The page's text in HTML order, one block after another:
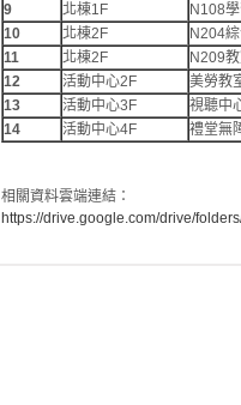
9
北棟1F N108
10
北棟2F N204
11
北棟2F N209
12
活動中心2F 美勞教
13
活動中心3F 視聽中
14
活動中心4F 禮堂無
相關資料雲端連結：
https://drive.google.com/drive/